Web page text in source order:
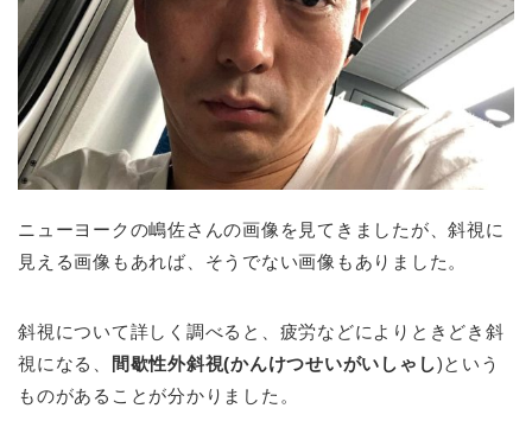
ニューヨークの嶋佐さんの画像を見てきましたが、斜視に
見える画像もあれば、そうでない画像もありました。
斜視について詳しく調べると、疲労などによりときどき斜
視になる、
間歇性外斜視(かんけつせいがいしゃし)という
ものがあることが分かりました。